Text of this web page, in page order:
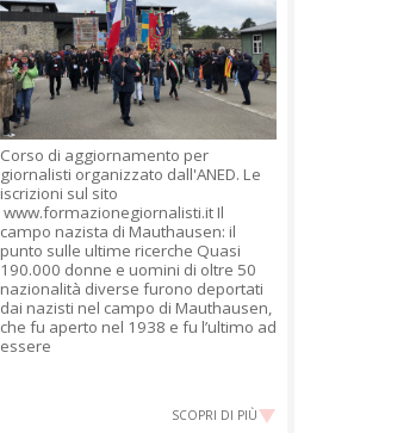
Corso di aggiornamento per
giornalisti organizzato dall'ANED. Le
iscrizioni sul sito
www.formazionegiornalisti.it Il
campo nazista di Mauthausen: il
punto sulle ultime ricerche Quasi
190.000 donne e uomini di oltre 50
nazionalità diverse furono deportati
dai nazisti nel campo di Mauthausen,
che fu aperto nel 1938 e fu l’ultimo ad
essere
SCOPRI DI PIÙ